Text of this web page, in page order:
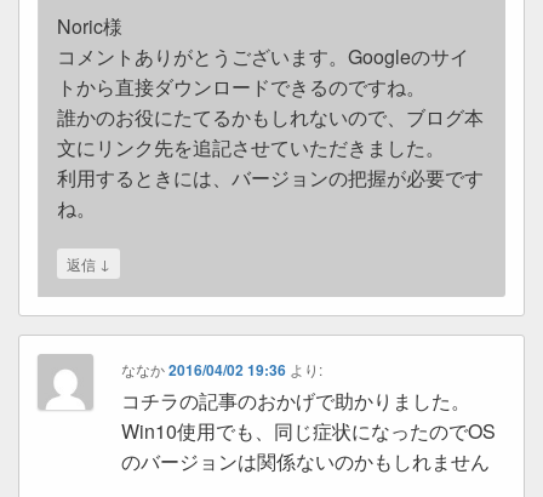
Noric様
コメントありがとうございます。Googleのサイ
トから直接ダウンロードできるのですね。
誰かのお役にたてるかもしれないので、ブログ本
文にリンク先を追記させていただきました。
利用するときには、バージョンの把握が必要です
ね。
返信 ↓
ななか 2016/04/02 19:36 より:
コチラの記事のおかげで助かりました。
Win10使用でも、同じ症状になったのでOS
のバージョンは関係ないのかもしれません